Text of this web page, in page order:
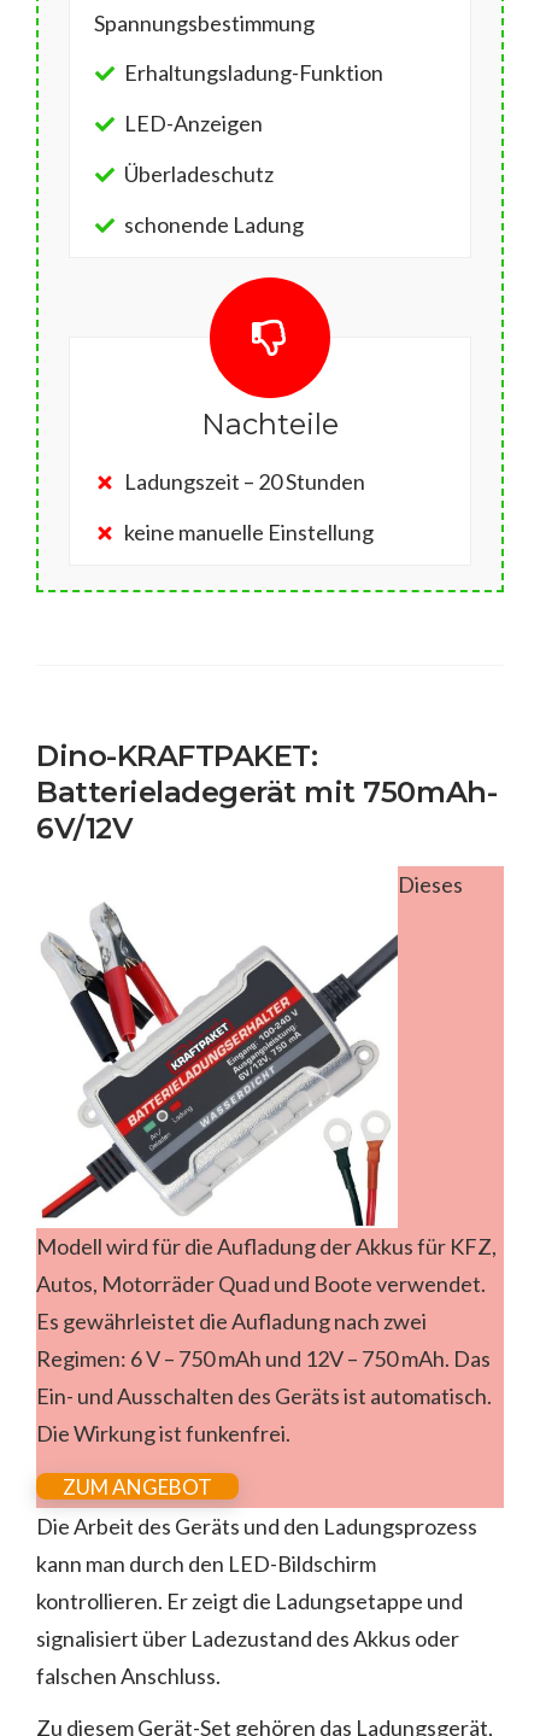
Spannungsbestimmung
Erhaltungsladung-Funktion
LED-Anzeigen
Überladeschutz
schonende Ladung
Nachteile
Ladungszeit – 20 Stunden
keine manuelle Einstellung
Dino-KRAFTPAKET:
Batterieladegerät mit 750mAh-
6V/12V
Dieses
Modell wird für die Aufladung der Akkus für KFZ,
Autos, Motorräder Quad und Boote verwendet.
Es gewährleistet die Aufladung nach zwei
Regimen: 6 V – 750 mAh und 12V – 750 mAh. Das
Ein- und Ausschalten des Geräts ist automatisch.
Die Wirkung ist funkenfrei.
ZUM ANGEBOT
Die Arbeit des Geräts und den Ladungsprozess
kann man durch den LED-Bildschirm
kontrollieren. Er zeigt die Ladungsetappe und
signalisiert über Ladezustand des Akkus oder
falschen Anschluss.
Zu diesem Gerät-Set gehören das Ladungsgerät,